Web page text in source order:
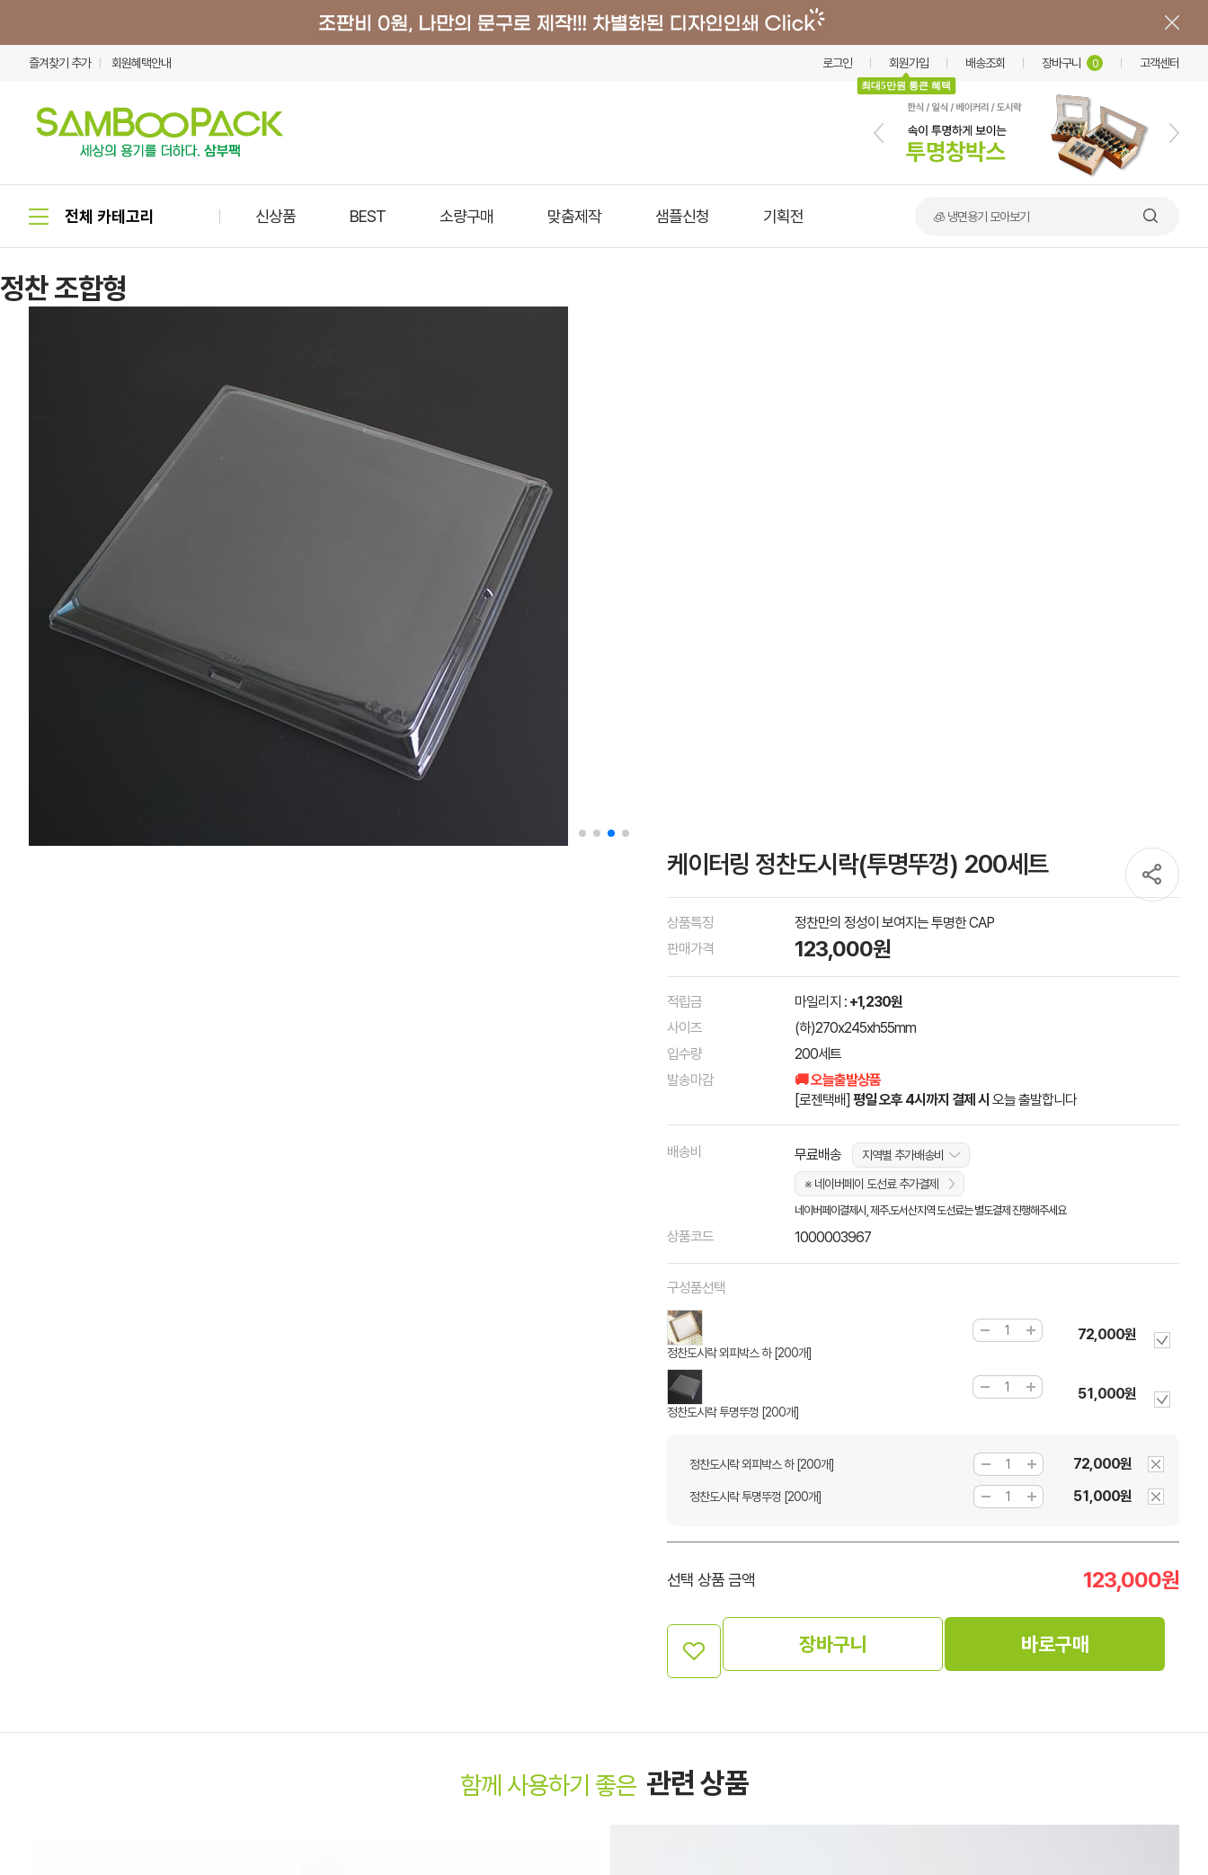
즐겨찾기 추가 회원혜택안내 로그인 회원가입
최대5만원 통큰 혜택
배송조회 장바구니 0 고객센터
신상품 BEST 소량구매 맞춤제작 샘플신청 기획전 🧊 냉면용기 모아보기
정찬 조합형
케이터링 정찬도시락(투명뚜껑) 200세트
상품특징
정찬만의 정성이 보여지는 투명한 CAP
판매가격
123,000원
적립금 마일리지 : +1,230원
사이즈
(하)270x245xh55mm
입수량
200세트
발송마감
🚚 오늘출발상품
[로젠택배] 평일 오후 4시까지 결제 시 오늘 출발합니다
배송비 무료배송
지역별 추가배송비
※ 네이버페이 도선료 추가결제
네이버페이결제시, 제주.도서산지역 도선료는 별도결제 진행해주세요
상품코드 1000003967
구성품선택
정찬도시락 외피박스 하 [200개]
72,000원
정찬도시락 투명뚜껑 [200개]
51,000원
정찬도시락 외피박스 하 [200개] 72,000원
정찬도시락 투명뚜껑 [200개] 51,000원
선택 상품 금액 123,000원
장바구니 바로구매
함께 사용하기 좋은 관련 상품